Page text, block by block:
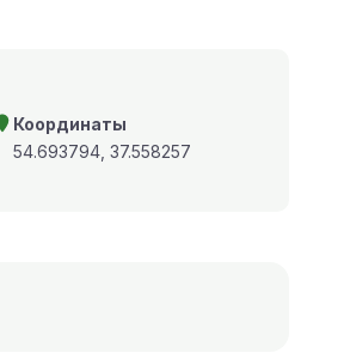
Координаты
54.693794, 37.558257